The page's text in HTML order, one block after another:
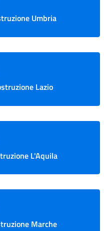
Umbria
Lazio
L'Aquila
Marche